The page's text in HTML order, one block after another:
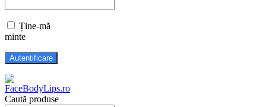
Ține-mă
minte
Caută produse